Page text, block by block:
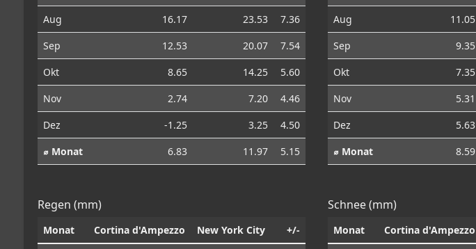
Aug
16.17 23.53
7.36
Sep
12.53 20.07
7.54
Okt
8.65 14.25
5.60
Nov
2.74 7.20
4.46
Dez
-1.25 3.25
4.50
⌀ Monat
6.83 11.97 5.15
Aug
11.05
Sep
9.35
Okt
7.35
Nov
5.31
Dez
5.63
⌀ Monat
8.59
Regen (mm)
Monat Cortina d'Ampezzo New York City +/-
Schnee (mm)
Monat Cortina d'Ampezzo